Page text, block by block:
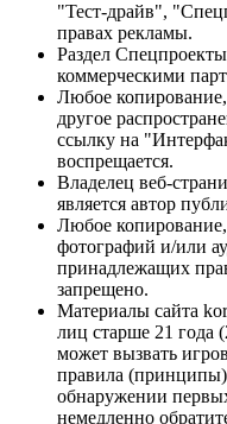
"Тест-драйв",
правах рекламы.
Раздел Спецпроекты
коммерческими
Любое
другое
ссылку на
воспрещается.
Владелец веб-
является автор
Любое копирование,
фотографий и/или
принадлежащих
запрещено.
Материалы сайта
лиц старше 21 года
может вызвать
правила
обнаружении
немедленно